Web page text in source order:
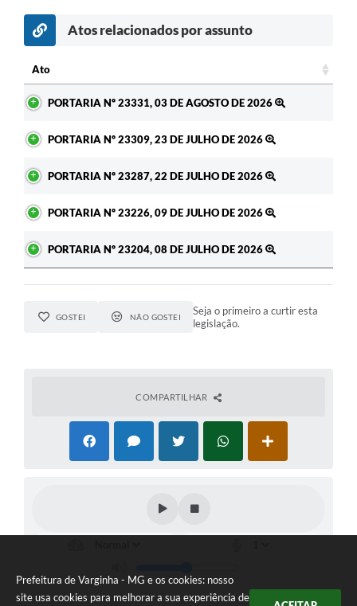
Prefeitura de Varginha - MG e os cookies: nosso
site usa cookies para melhorar a sua experiência de
Atos relacionados por assunto
Ato
PORTARIA Nº 23331, 03 DE AGOSTO DE 2026
PORTARIA Nº 23309, 23 DE JULHO DE 2026
PORTARIA Nº 23287, 22 DE JULHO DE 2026
PORTARIA Nº 23226, 09 DE JULHO DE 2026
PORTARIA Nº 23204, 08 DE JULHO DE 2026
GOSTEI NÃO GOSTEI
Seja o primeiro a curtir esta
legislação.
COMPARTILHAR